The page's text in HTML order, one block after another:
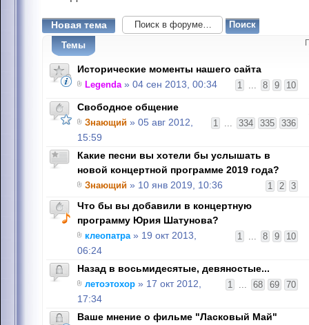
Новая тема
Темы
Исторические моменты нашего сайта
1 ... 8 9 10
Legenda» 04 сен 2013, 00:34
Свободное общение
1 ... 334 335 336
Знающий » 05 авг 2012,
15:59
Какие песни вы хотели бы услышать в
новой концертной программе 2019 года?
1 2 3
Знающий » 10 янв 2019, 10:36
Что бы вы добавили в концертную
программу Юрия Шатунова?
1 ... 8 9 10
клеопатра» 19 окт 2013,
06:24
Назад в восьмидесятые, девяностые...
1 ... 68 69 70
летоэтохор » 17 окт 2012,
17:34
Ваше мнение о фильме "Ласковый Май"